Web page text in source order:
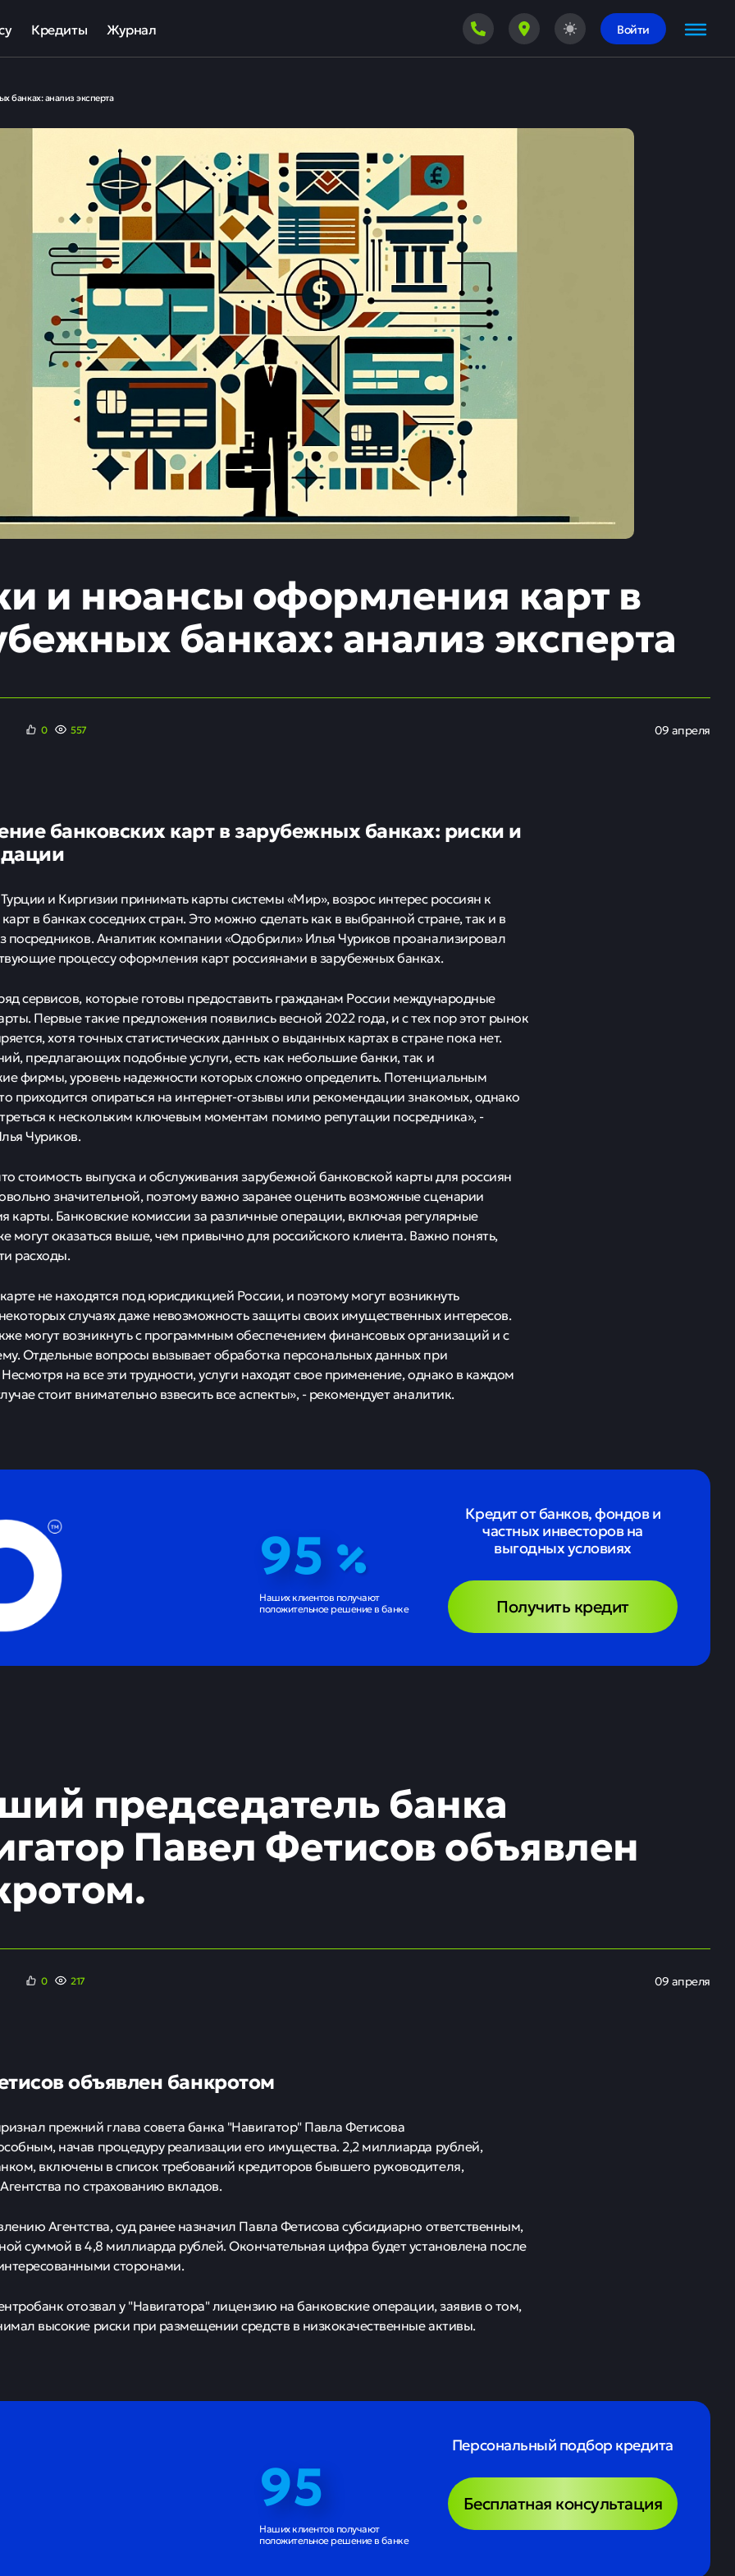
и кредиторов
Кредиты
Рефинансирование кредитов
Кредиты под залог авто
Кредиты под залог недвижимости
Кредиты с плохой КИ
Кредиты без справок
Журнал Войти
банках: анализ эксперта
и нюансы оформления карт в
банках: анализ эксперта
0 557 09 апреля
банковских карт в зарубежных банках: риски и
и Киргизии принимать карты системы «Мир», возрос интерес россиян к
в банках соседних стран. Это можно сделать как в выбранной стране, так и в
посредников. Аналитик компании «Одобрили» Илья Чуриков проанализировал
процессу оформления карт россиянами в зарубежных банках.
сервисов, которые готовы предоставить гражданам России международные
Первые такие предложения появились весной 2022 года, и с тех пор этот рынок
хотя точных статистических данных о выданных картах в стране пока нет.
предлагающих подобные услуги, есть как небольшие банки, так и
фирмы, уровень надежности которых сложно определить. Потенциальным
приходится опираться на интернет-отзывы или рекомендации знакомых, однако
к нескольким ключевым моментам помимо репутации посредника», -
Чуриков.
стоимость выпуска и обслуживания зарубежной банковской карты для россиян
значительной, поэтому важно заранее оценить возможные сценарии
карты. Банковские комиссии за различные операции, включая регулярные
могут оказаться выше, чем привычно для российского клиента. Важно понять,
расходы.
не находятся под юрисдикцией России, и поэтому могут возникнуть
случаях даже невозможность защиты своих имущественных интересов.
могут возникнуть с программным обеспечением финансовых организаций и с
Отдельные вопросы вызывает обработка персональных данных при
на все эти трудности, услуги находят свое применение, однако в каждом
стоит внимательно взвесить все аспекты», - рекомендует аналитик.
95
Наших клиентов получают
положительное решение в банке
Кредит от банков, фондов и
частных инвесторов на
выгодных условиях
Получить кредит
председатель банка
Павел Фетисов объявлен
объявлен банкротом
прежний глава совета банка "Навигатор" Павла Фетисова
начав процедуру реализации его имущества. 2,2 миллиарда рублей,